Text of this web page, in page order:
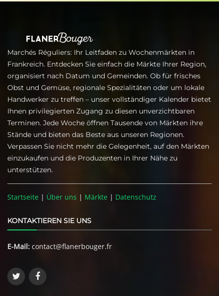
Marchés Réguliers: Ihr Leitfaden zu Wochenmärkten in
Frankreich. Entdecken Sie einfach die Märkte Ihrer Region,
organisiert nach Datum und Gemeinden. Ob für frisches
Obst und Gemüse, regionale Spezialitäten oder um lokale
Handwerker zu treffen – unser vollständiger Kalender bietet
Ihnen privilegierten Zugang zu diesen unverzichtbaren
Terminen. Jede Woche öffnen Tausende von Märkten ihre
Stände und bieten das Beste aus unseren Regionen.
Verpassen Sie nicht mehr die Gelegenheit, auf den Märkten
einzukaufen und die Produzenten in Ihrer Nähe zu
unterstützen.
Startseite | Über uns | Märkte | Datenschutz
KONTAKTIEREN SIE UNS
E-Mail: contact@flanerbouger.fr